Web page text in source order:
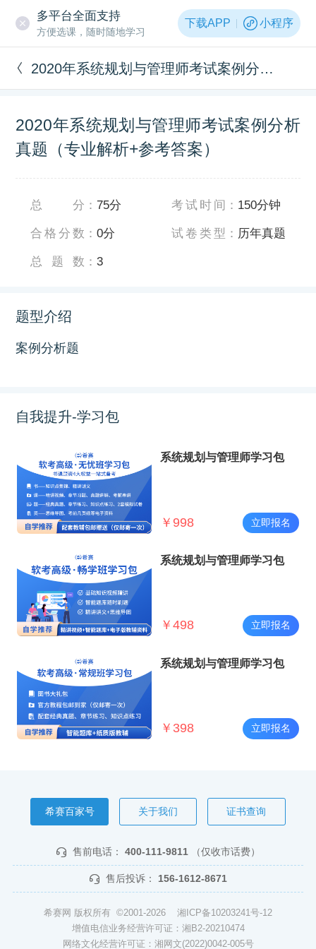
多平台全面支持
方便选课，随时随地学习
下载APP 小程序
2020年系统规划与管理师考试案例分析真题（专业解析+参考答案）
2020年系统规划与管理师考试案例分析
真题（专业解析+参考答案）
总分 ：75分
合格分数 ：0分
总题数 ：3
考试时间 ： 150分钟
试卷类型 ： 历年真题
题型介绍
案例分析题
自我提升-学习包
系统规划与管理师学习包
￥ 998 立即报名
系统规划与管理师学习包
￥ 498 立即报名
系统规划与管理师学习包
￥ 398 立即报名
希赛百家号 关于我们 证书查询
售前电话： 400-111-9811 （仅收市话费）
售后投诉： 156-1612-8671
希赛网 版权所有 ©2001-2026 湘ICP备10203241号-12
增值电信业务经营许可证：湘B2-20210474
网络文化经营许可证：湘网文(2022)0042-005号